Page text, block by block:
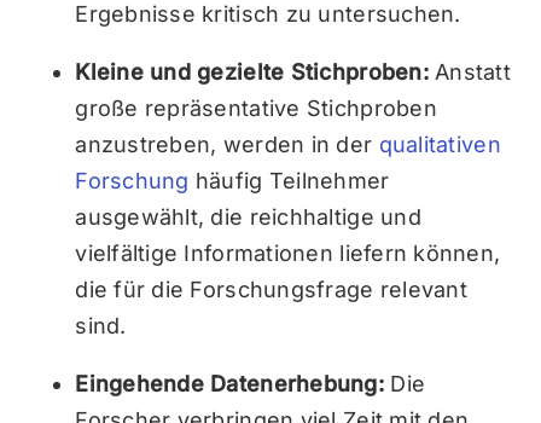
Ergebnisse kritisch zu untersuchen.
Kleine und gezielte Stichproben:Anstatt
große repräsentative Stichproben
anzustreben, werden in der qualitativen
Forschung häufig Teilnehmer
ausgewählt, die reichhaltige und
vielfältige Informationen liefern können,
die für die Forschungsfrage relevant
sind.
Eingehende Datenerhebung: Die